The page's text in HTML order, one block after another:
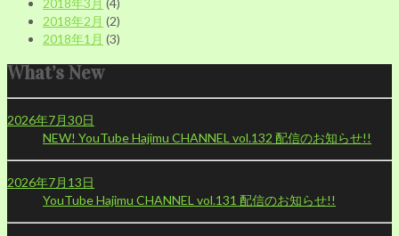
2018年3月 (4)
2018年2月 (2)
2018年1月 (3)
What’s New
2026年7月30日
NEW! YouTube Hajimu CHANNEL vol.132 配信のお知らせ!!
2026年7月13日
YouTube Hajimu CHANNEL vol.131 配信のお知らせ!!